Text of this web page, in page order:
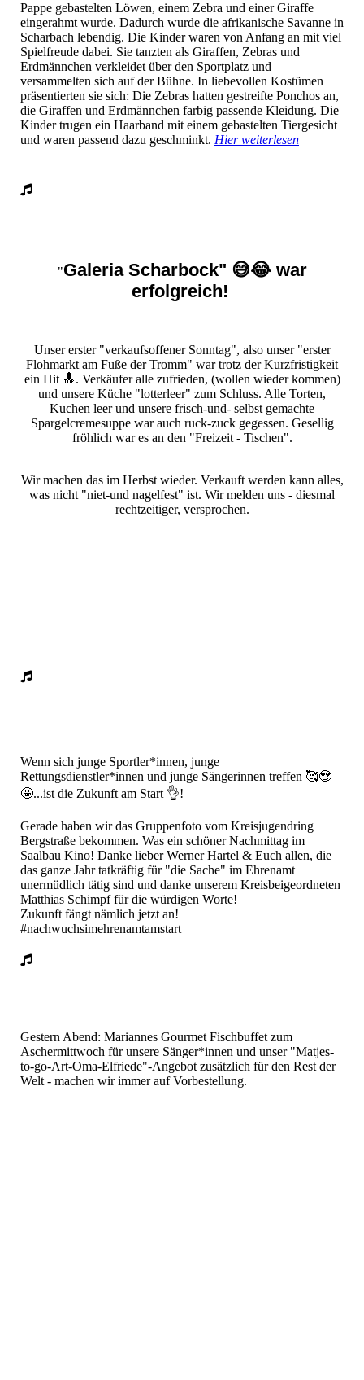
Pappe gebastelten Löwen, einem Zebra und einer Giraffe
eingerahmt wurde. Dadurch wurde die afrikanische Savanne in
Scharbach lebendig. Die Kinder waren von Anfang an mit viel
Spielfreude dabei. Sie tanzten als Giraffen, Zebras und
Erdmännchen verkleidet über den Sportplatz und
versammelten sich auf der Bühne. In liebevollen Kostümen
präsentierten sie sich: Die Zebras hatten gestreifte Ponchos an,
die Giraffen und Erdmännchen farbig passende Kleidung. Die
Kinder trugen ein Haarband mit einem gebastelten Tiergesicht
und waren passend dazu geschminkt. Hier weiterlesen
"Galeria Scharbock" 😅😂 war
erfolgreich!
Unser erster "verkaufsoffener Sonntag", also unser "erster
Flohmarkt am Fuße der Tromm" war trotz der Kurzfristigkeit
ein Hit 🔝. Verkäufer alle zufrieden, (wollen wieder kommen)
und unsere Küche "lotterleer" zum Schluss. Alle Torten,
Kuchen leer und unsere frisch-und- selbst gemachte
Spargelcremesuppe war auch ruck-zuck gegessen. Gesellig
fröhlich war es an den "Freizeit - Tischen".
Wir machen das im Herbst wieder. Verkauft werden kann alles,
was nicht "niet-und nagelfest" ist. Wir melden uns - diesmal
rechtzeitiger, versprochen.
Wenn sich junge Sportler*innen, junge
Rettungsdienstler*innen und junge Sängerinnen treffen 🥰😍
🤩...ist die Zukunft am Start 👌!
Gerade haben wir das Gruppenfoto vom Kreisjugendring
Bergstraße bekommen. Was ein schöner Nachmittag im
Saalbau Kino! Danke lieber Werner Hartel & Euch allen, die
das ganze Jahr tatkräftig für "die Sache" im Ehrenamt
unermüdlich tätig sind und danke unserem Kreisbeigeordneten
Matthias Schimpf für die würdigen Worte!
Zukunft fängt nämlich jetzt an!
#nachwuchsimehrenamtamstart
Gestern Abend: Mariannes Gourmet Fischbuffet zum
Aschermittwoch für unsere Sänger*innen und unser "Matjes-
to-go-Art-Oma-Elfriede"-Angebot zusätzlich für den Rest der
Welt - machen wir immer auf Vorbestellung.